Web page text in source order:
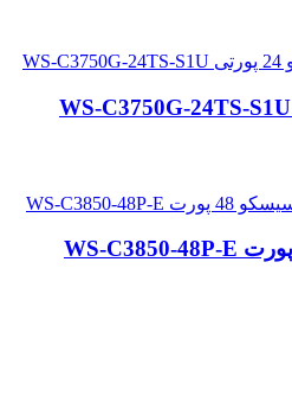
سوئیچ سیسکو 24 پورتی WS-C3750G-24TS-S1U
سوئیچ شبکه سیسکو 48 پورت WS-C3850-48P-E